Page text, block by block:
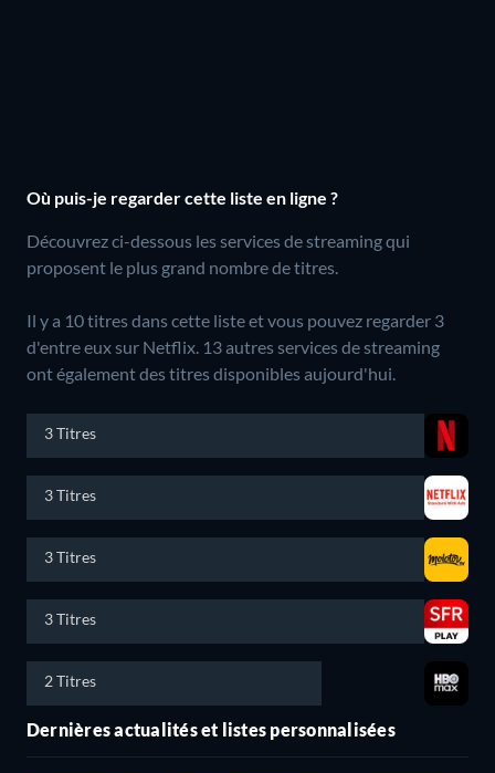
Où puis-je regarder cette liste en ligne ?
Découvrez ci-dessous les services de streaming qui
proposent le plus grand nombre de titres.
Il y a 10 titres dans cette liste et vous pouvez regarder 3
d'entre eux sur Netflix. 13 autres services de streaming
ont également des titres disponibles aujourd'hui.
3 Titres
3 Titres
3 Titres
3 Titres
2 Titres
Dernières actualités et listes personnalisées